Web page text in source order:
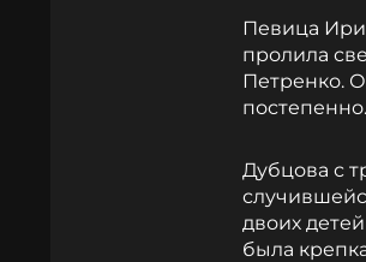
Певица
пролила
Петренко.
постепенно.
Дубцова с
двоих
была